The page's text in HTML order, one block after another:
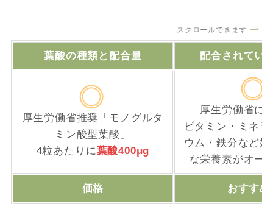
スクロールできます
葉酸の種類と配合量 配合されてい
厚生労働省推奨「モノグルタ
ミン酸型葉酸」
4粒あたりに葉酸400μg
厚生労働省に
ビタミン・ミネ
ウム・鉄分など
な栄養素がオー
価格 おすすめ